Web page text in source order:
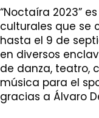
“Noctaíra 2023”
culturales que se
hasta el 9 de
en diversos
de danza, teatro,
música para el
gracias a Álvaro